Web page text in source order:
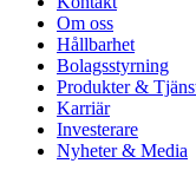
Om oss
Hållbarhet
Bolagsstyrning
Produkter &
Karriär
Investerare
Nyheter & Media